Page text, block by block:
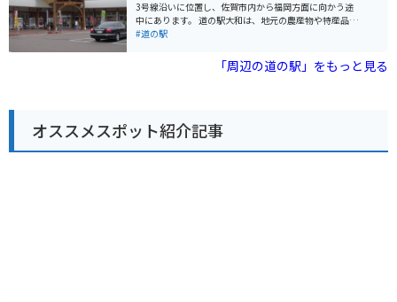
で約10分のところには、日本最大級の弥生時代の環濠集
落跡である吉野ヶ里遺跡があります。また、車で約20分
のところには、樹齢約300年の大楠がある武雄神社があ
泊施設もあるので、ゆっくりと観光を楽しむことができ
みねへのアクセス】 * 車：長崎自動車道 東脊振ICから約
10分 * 電車：JR長崎本線 肥前山口駅からタクシーで約2
0分 * バイク：駐車場、バイクスタンドあり 【道の駅 か
3号線沿いに位置し、佐賀市内から福岡方面に向かう途
中にあります。 道の駅大和は、地元の農産物や特産品を
販売する直売所が人気です。新鮮な野菜や果物はもちろ
万里牛などを使った地元グルメを堪能できます。バイク
す。ドライブやツーリングの休憩場所として、ぜひお立
ち寄りください。
#道の駅
「周辺の道の駅」をもっと見る
オススメスポット紹介記事